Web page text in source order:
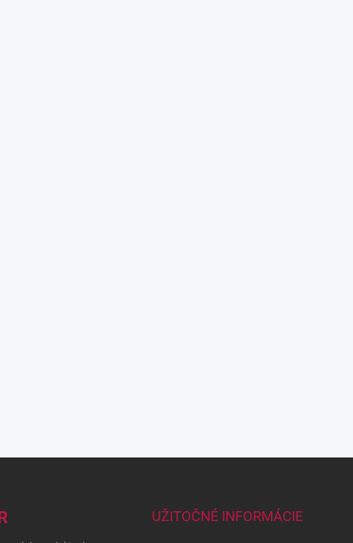
UŽITOČNÉ INFORMÁCIE